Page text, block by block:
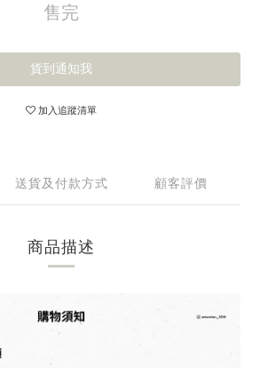
售完
貨到通知我
加入追蹤清單
送貨及付款方式 顧客評價
商品描述